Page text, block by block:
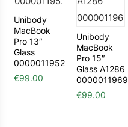
Unibody
MacBook
Pro 13″
Glass
0000011952
€99.00
Unibody
MacBook
Pro 15″
Glass A1286
0000011969
€99.00